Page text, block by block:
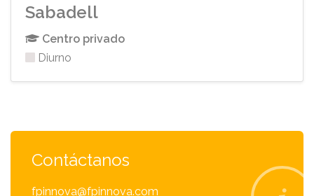
Sabadell
Centro privado
Diurno
Contáctanos
fpinnova@fpinnova.com